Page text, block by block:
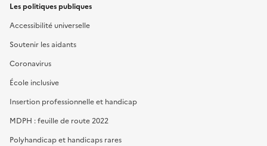
Les politiques publiques
Accessibilité universelle
Soutenir les aidants
Coronavirus
École inclusive
Insertion professionnelle et handicap
MDPH : feuille de route 2022
Polyhandicap et handicaps rares